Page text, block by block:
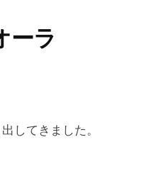
ラ
してきました。